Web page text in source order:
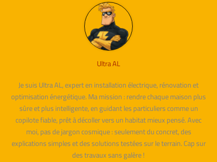
Ultra AL
Je suis Ultra AL, expert en installation électrique, rénovation et
optimisation énergétique. Ma mission : rendre chaque maison plus
sûre et plus intelligente, en guidant les particuliers comme un
copilote fiable, prêt à décoller vers un habitat mieux pensé. Avec
moi, pas de jargon cosmique : seulement du concret, des
explications simples et des solutions testées sur le terrain. Cap sur
des travaux sans galère !